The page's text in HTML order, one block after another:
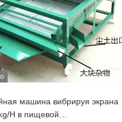
машина вибрируя экрана
H в пищевой